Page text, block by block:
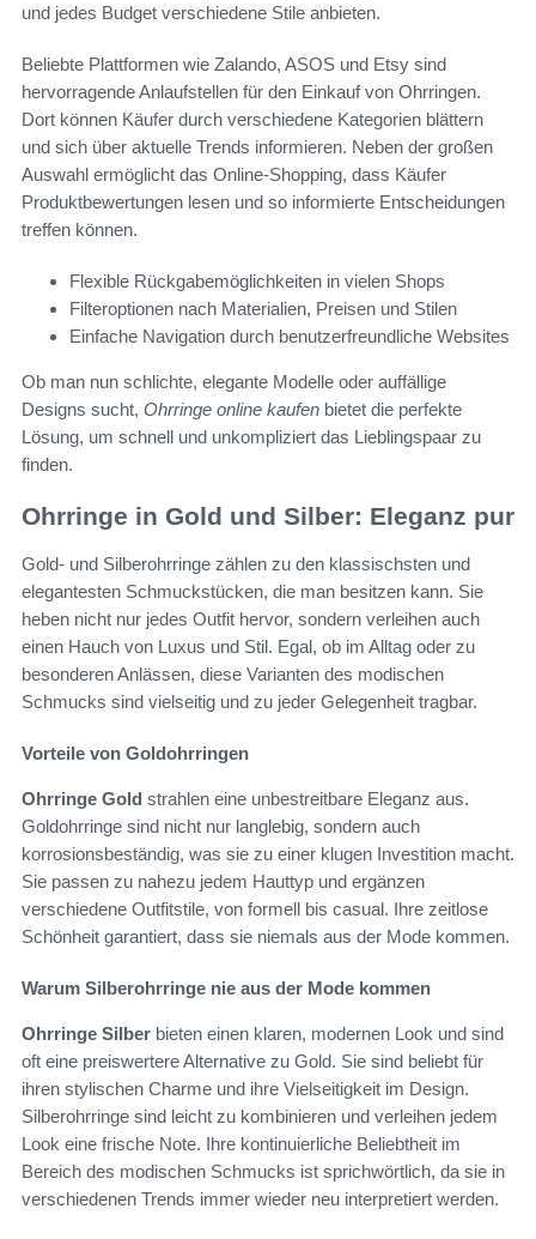
und jedes Budget verschiedene Stile anbieten.
Beliebte Plattformen wie Zalando, ASOS und Etsy sind
hervorragende Anlaufstellen für den Einkauf von Ohrringen.
Dort können Käufer durch verschiedene Kategorien blättern
und sich über aktuelle Trends informieren. Neben der großen
Auswahl ermöglicht das Online-Shopping, dass Käufer
Produktbewertungen lesen und so informierte Entscheidungen
treffen können.
Flexible Rückgabemöglichkeiten in vielen Shops
Filteroptionen nach Materialien, Preisen und Stilen
Einfache Navigation durch benutzerfreundliche Websites
Ob man nun schlichte, elegante Modelle oder auffällige
Designs sucht, Ohrringe online kaufen bietet die perfekte
Lösung, um schnell und unkompliziert das Lieblingspaar zu
finden.
Ohrringe in Gold und Silber: Eleganz pur
Gold- und Silberohrringe zählen zu den klassischsten und
elegantesten Schmuckstücken, die man besitzen kann. Sie
heben nicht nur jedes Outfit hervor, sondern verleihen auch
einen Hauch von Luxus und Stil. Egal, ob im Alltag oder zu
besonderen Anlässen, diese Varianten des modischen
Schmucks sind vielseitig und zu jeder Gelegenheit tragbar.
Vorteile von Goldohrringen
Ohrringe Gold strahlen eine unbestreitbare Eleganz aus.
Goldohrringe sind nicht nur langlebig, sondern auch
korrosionsbeständig, was sie zu einer klugen Investition macht.
Sie passen zu nahezu jedem Hauttyp und ergänzen
verschiedene Outfitstile, von formell bis casual. Ihre zeitlose
Schönheit garantiert, dass sie niemals aus der Mode kommen.
Warum Silberohrringe nie aus der Mode kommen
Ohrringe Silber bieten einen klaren, modernen Look und sind
oft eine preiswertere Alternative zu Gold. Sie sind beliebt für
ihren stylischen Charme und ihre Vielseitigkeit im Design.
Silberohrringe sind leicht zu kombinieren und verleihen jedem
Look eine frische Note. Ihre kontinuierliche Beliebtheit im
Bereich des modischen Schmucks ist sprichwörtlich, da sie in
verschiedenen Trends immer wieder neu interpretiert werden.